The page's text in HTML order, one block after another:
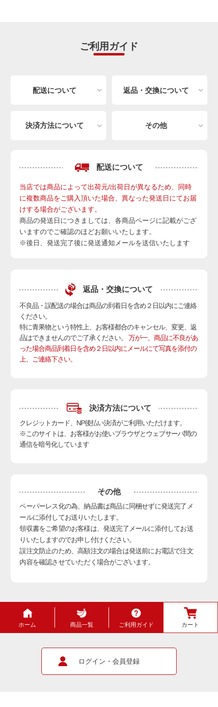
ご利用ガイド
配送について 返品・交換について
決済方法について その他
配送について
当店では商品によって出荷元/出荷日が異なるため、同時
に複数商品をご購入頂いた場合、異なった発送日にてお届
けする場合がございます。
商品の発送日につきましては、各商品ページに記載がござ
いますのでご確認のほどお願いいたします。
※後日、発送完了後に発送通知メールを送信いたします
返品・交換について
不良品・誤配送の場合は商品の到着日を含め２日以内にご連絡
ください。
特に青果物という特性上、お客様都合のキャンセル、変更、返
品はできませんのでご了承ください。万が一、商品に不良があ
った場合商品到着日を含め２日以内にメールにて写真を添付の
上、ご連絡下さい。
決済方法について
クレジットカード、NP後払い決済がご利用いただけます。
※このサイトは、お客様がお使いブラウザとウェブサーバ間の
通信を暗号化しています
その他
ペーパーレス化の為、納品書は商品に同梱せずに発送完了メ
ールに添付してお送りいたします。
領収書をご希望のお客様は、発送完了メールに添付してお送
りいたしますのでお申し付けください。
誤注文防止のため、高額注文の場合は発送前にお電話で注文
内容を確認させていただく場合がございます。
ホーム 商品一覧 ご利用ガイド カート
ログイン・会員登録